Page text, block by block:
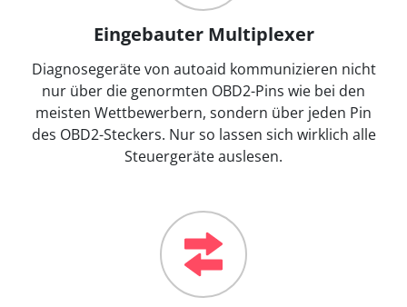
Eingebauter Multiplexer
Diagnosegeräte von autoaid kommunizieren nicht
nur über die genormten OBD2-Pins wie bei den
meisten Wettbewerbern, sondern über jeden Pin
des OBD2-Steckers. Nur so lassen sich wirklich alle
Steuergeräte auslesen.